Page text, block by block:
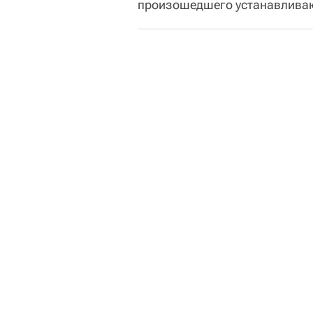
произошедшего